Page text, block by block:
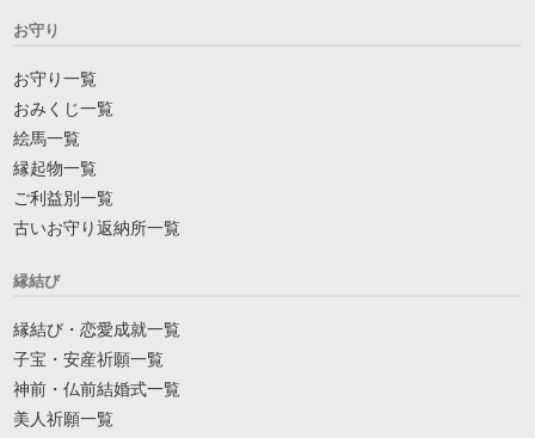
お守り
お守り一覧
おみくじ一覧
絵馬一覧
縁起物一覧
ご利益別一覧
古いお守り返納所一覧
縁結び
縁結び・恋愛成就一覧
子宝・安産祈願一覧
神前・仏前結婚式一覧
美人祈願一覧